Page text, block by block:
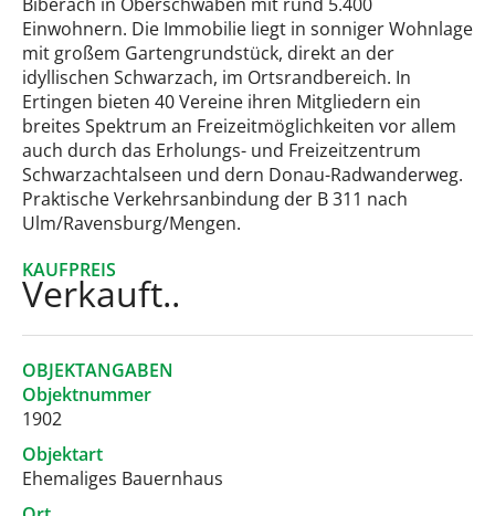
Einwohnern. Die Immobilie liegt in sonniger Wohnlage
mit großem Gartengrundstück, direkt an der
idyllischen Schwarzach, im Ortsrandbereich. In
Ertingen bieten 40 Vereine ihren Mitgliedern ein
breites Spektrum an Freizeitmöglichkeiten vor allem
auch durch das Erholungs- und Freizeitzentrum
Schwarzachtalseen und dern Donau-Radwanderweg.
Praktische Verkehrsanbindung der B 311 nach
Ulm/Ravensburg/Mengen.
KAUFPREIS
Verkauft..
OBJEKTANGABEN
Objektnummer
1902
Objektart
Ehemaliges Bauernhaus